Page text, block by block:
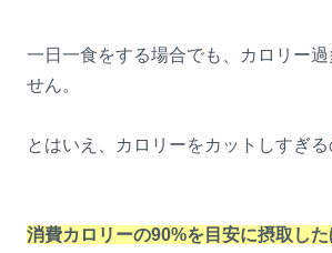
一日一食をする場合でも、カロリー過
せん。
とはいえ、カロリーをカットしすぎる
消費カロリーの90%を目安に摂取した